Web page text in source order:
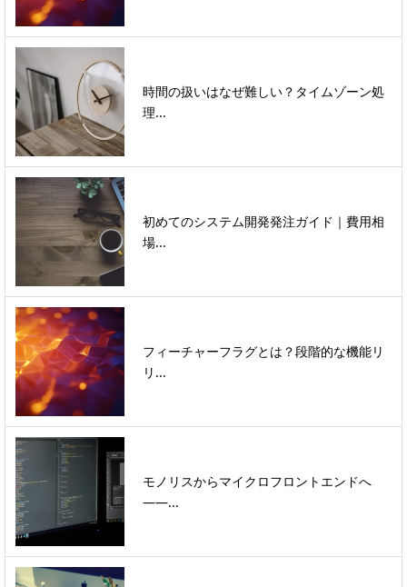
時間の扱いはなぜ難しい？タイムゾーン処
理...
初めてのシステム開発発注ガイド｜費用相
場...
フィーチャーフラグとは？段階的な機能リ
リ...
モノリスからマイクロフロントエンドへ
――...